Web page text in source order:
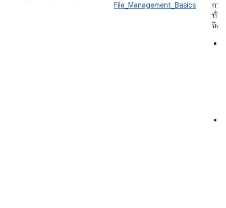
File_Management_Basics
การ
ทั่วไ
ถึง